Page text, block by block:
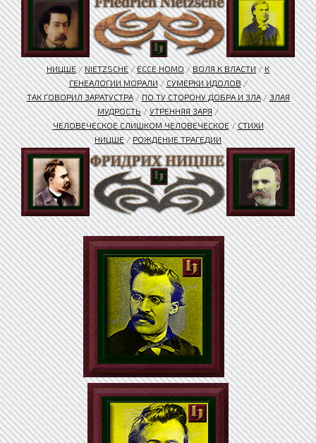
НИЦШЕ/NIETZSCHE/ЕССЕ HOMO/ВОЛЯ К ВЛАСТИ/К
ГЕНЕАЛОГИИ МОРАЛИ/СУМЕРКИ ИДОЛОВ/
ТАК ГОВОРИЛ ЗАРАТУСТРА/ПО ТУ СТОРОНУ ДОБРА И ЗЛА/ЗЛАЯ
МУДРОСТЬ/УТРЕННЯЯ ЗАРЯ/
ЧЕЛОВЕЧЕСКОЕ СЛИШКОМ ЧЕЛОВЕЧЕСКОЕ/СТИХИ
НИЦШЕ/РОЖДЕНИЕ ТРАГЕДИИ